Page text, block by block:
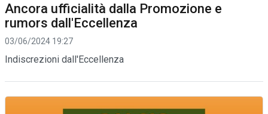
Ancora ufficialità dalla Promozione e
rumors dall'Eccellenza
03/06/2024 19:27
Indiscrezioni dall'Eccellenza